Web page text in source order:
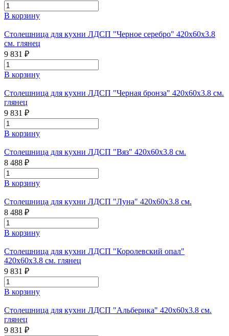
В корзину
Столешница для кухни ЛДСП "Черное серебро" 420x60x3.8
см. глянец
9 831 ₽
В корзину
Столешница для кухни ЛДСП "Черная бронза" 420x60x3.8 см.
глянец
9 831 ₽
В корзину
Столешница для кухни ЛДСП "Вяз" 420х60х3.8 см.
8 488 ₽
В корзину
Столешница для кухни ЛДСП "Луна" 420x60x3.8 см.
8 488 ₽
В корзину
Столешница для кухни ЛДСП "Королевский опал"
420x60x3.8 см. глянец
9 831 ₽
В корзину
Столешница для кухни ЛДСП "Альберика" 420x60x3.8 см.
глянец
9 831 ₽